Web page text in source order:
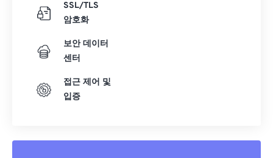
SSL/TLS
암호화
보안 데이터
센터
접근 제어 및
입증